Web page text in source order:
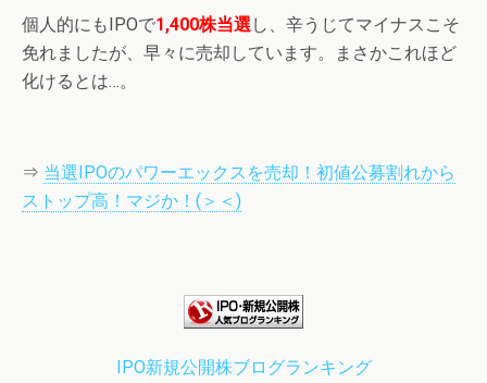
個人的にもIPOで1,400株当選し、辛うじてマイナスこそ
免れましたが、早々に売却しています。まさかこれほど
化けるとは…。
⇒ 当選IPOのパワーエックスを売却！初値公募割れから
ストップ高！マジか！(＞＜)
IPO新規公開株ブログランキング